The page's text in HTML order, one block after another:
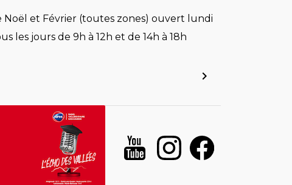
Noël et Février (toutes zones) ouvert lundi
les jours de 9h à 12h et de 14h à 18h